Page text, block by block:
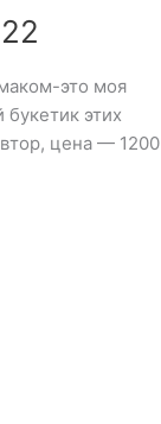
это моя
этих
цена — 1200